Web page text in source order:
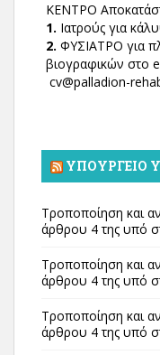
ΚΕΝΤΡΟ
1. Ιατρούς για
2. ΦΥΣΙΑΤΡΟ για
βιογραφικών στο
cv@palladion-
ΥΠΟΥΡΓΕΊΟ
Τροποποίηση και
άρθρου 4 της υπό
Τροποποίηση και
άρθρου 4 της υπό
Τροποποίηση και
άρθρου 4 της υπό